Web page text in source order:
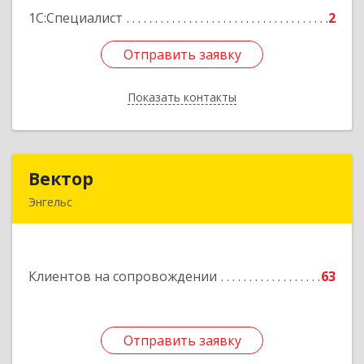
1С:Специалист
2
Отправить заявку
Показать контакты
Отправить заявку
Назад
Вектор
Энгельс
Клиентов на сопровождении 63
Отправить заявку
Подробнее
Отправить заявку